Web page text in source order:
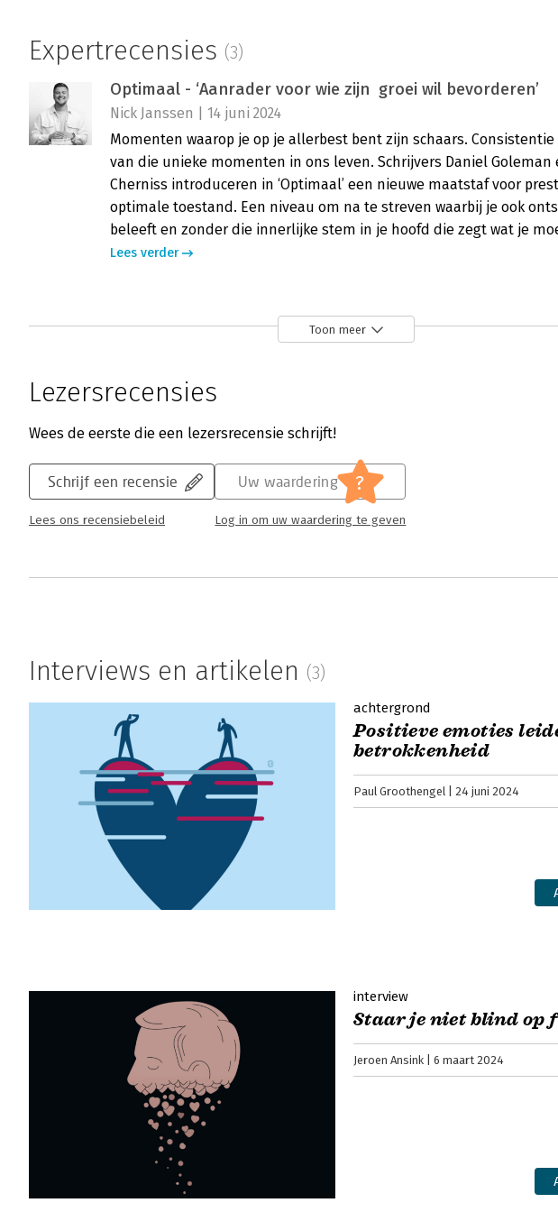
Expertrecensies (3)
Optimaal - ‘Aanrader voor wie zijn groei wil bevorderen’
Nick Janssen | 14 juni 2024
Momenten waarop je op je allerbest bent zijn schaars.
van die unieke momenten in ons leven. Schrijvers Daniel Goleman
Cherniss introduceren in ‘Optimaal’ een nieuwe maatstaf voor
optimale toestand. Een niveau om na te streven waarbij je ook
beleeft en zonder die innerlijke stem in je hoofd die zegt wat je
Lees verder
Optimaal - ‘Barst van de praktijkvoorbeelden en
samenwerking zullen we moeten groeien in emotionele
nieuwe inzichten, maar bevestiging dat emotionele intelligentie
denken is in maatschappij en organisaties.
Lees verder
Toon meer
Lezersrecensies
Wees de eerste die een lezersrecensie schrijft!
Schrijf een recensie
Lees ons recensiebeleid
Uw waardering ?
Log in om uw waardering te geven
Interviews en artikelen (3)
achtergrond
Positieve emoties
betrokkenheid
Paul Groothengel 24 juni 2024
interview
Staar je niet blind op
Jeroen Ansink 6 maart 2024